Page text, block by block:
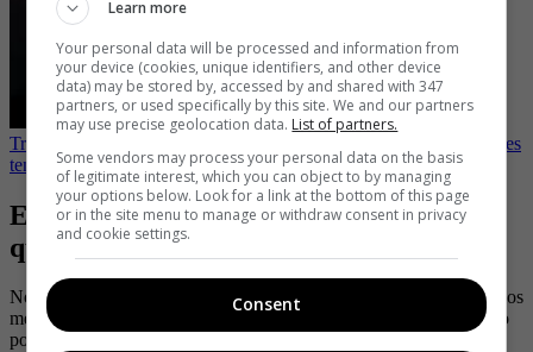
Tremendo totazo: Claudia López se cayó en pleno evento y ahora es
tendencia en redes
El Bon Yurt de 14 000 pesos: la imagen
que indigna y sorprende en redes
No es la primera vez que dan a conocer un caso de estos, en pasados
meses se hizo viral el alto costo que tuvo que pagar un colombiano
por un Bon Yurt.
Learn more
Your personal data will be processed and information from
your device (cookies, unique identifiers, and other device
data) may be stored by, accessed by and shared with 347
partners, or used specifically by this site. We and our partners
may use precise geolocation data. List of partners.
Some vendors may process your personal data on the basis
of legitimate interest, which you can object to by managing
your options below. Look for a link at the bottom of this page
or in the site menu to manage or withdraw consent in privacy
and cookie settings.
Consent